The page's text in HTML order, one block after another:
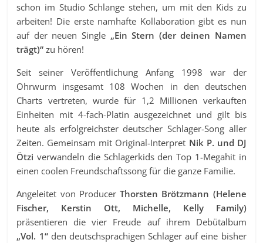
schon im Studio Schlange stehen, um mit den Kids zu
arbeiten! Die erste namhafte Kollaboration gibt es nun
auf der neuen Single „Ein Stern (der deinen Namen
trägt)“zu hören!
Seit seiner Veröffentlichung Anfang 1998 war der
Ohrwurm insgesamt 108 Wochen in den deutschen
Charts vertreten, wurde für 1,2 Millionen verkauften
Einheiten mit 4-fach-Platin ausgezeichnet und gilt bis
heute als erfolgreichster deutscher Schlager-Song aller
Zeiten. Gemeinsam mit Original-Interpret Nik P. und DJ
Ötziverwandeln die Schlagerkids den Top 1-Megahit in
einen coolen Freundschaftssong für die ganze Familie.
Angeleitet von ProducerThorsten Brötzmann (Helene
Fischer, Kerstin Ott, Michelle, Kelly Family)
präsentieren die vier Freude auf ihrem Debütalbum
„Vol. 1“ den deutschsprachigen Schlager auf eine bisher